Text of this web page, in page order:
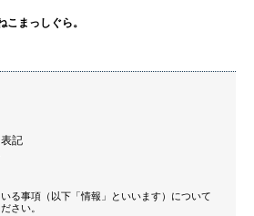
まっしぐら。
記
る事項（以下「情報」といいます）について
さい。